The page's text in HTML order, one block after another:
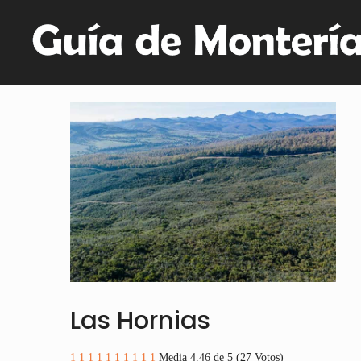
Las Hornias
1 1 1 1 1 1 1 1 1 1 Media 4.46 de 5 (27 Votos)